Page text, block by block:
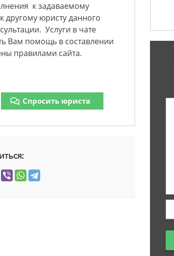
к задаваемому
юристу данного
Услуги в чате
Вам помощь в составлении
правилами сайта.
Спросить юриста